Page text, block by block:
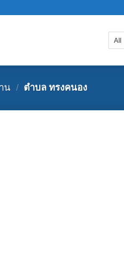
น / ตำบล ทรงคนอง